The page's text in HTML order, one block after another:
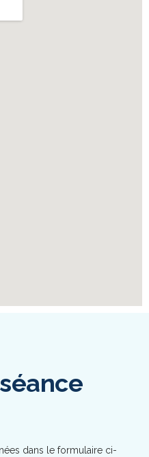
dans le formulaire ci-